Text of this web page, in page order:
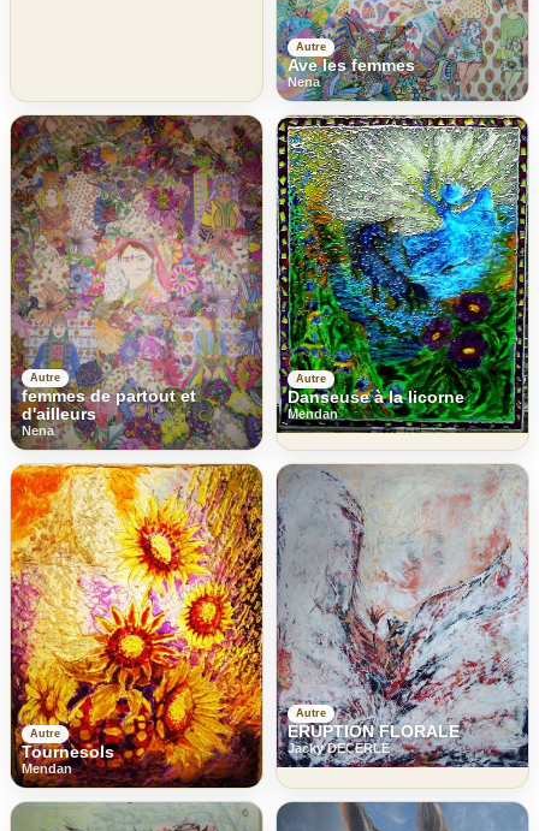
Autre
Ave les femmes
Nena
Autre
femmes de partout et
d'ailleurs
Nena
Autre
Danseuse à la licorne
Mendan
Autre
Tournesols
Mendan
Autre
ERUPTION FLORALE
Jacky DECERLE